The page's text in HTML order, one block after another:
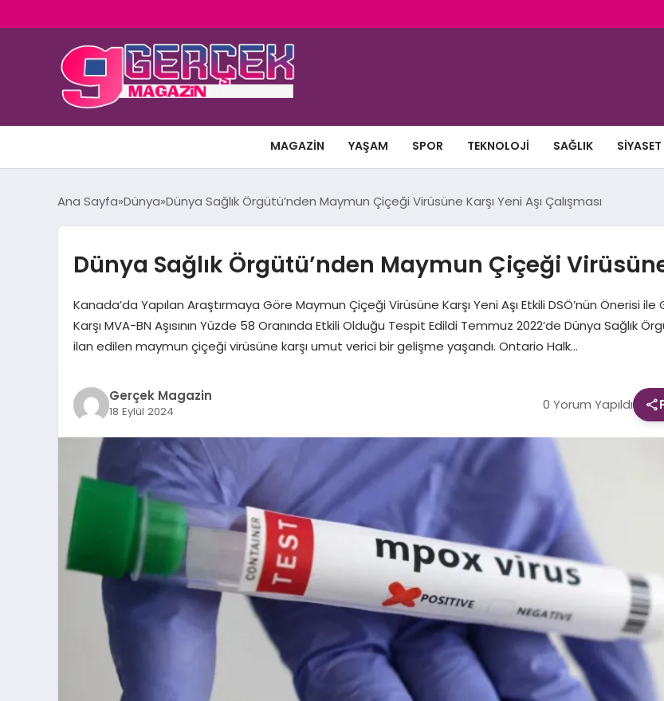
MAGAZIN YAŞAM SPOR TEKNOLOJI SAĞLIK SIYASET
Ana Sayfa Dünya Dünya Sağlık Örgütü’nden Maymun Çiçeği Virüsüne Karşı Yeni Aşı Çalışması
Dünya Sağlık Örgütü’nden Maymun Çiçeği Virüsüne
Kanada’da Yapılan Araştırmaya Göre Maymun Çiçeği Virüsüne Karşı Yeni Aşı Etkili DSÖ’nün Önerisi ile
Karşı MVA-BN Aşısının Yüzde 58 Oranında Etkili Olduğu Tespit Edildi Temmuz 2022’de Dünya Sağlık
ilan edilen maymun çiçeği virüsüne karşı umut verici bir gelişme yaşandı. Ontario Halk…
Gerçek Magazin
18 Eylül 2024 0 Yorum Yapıldı